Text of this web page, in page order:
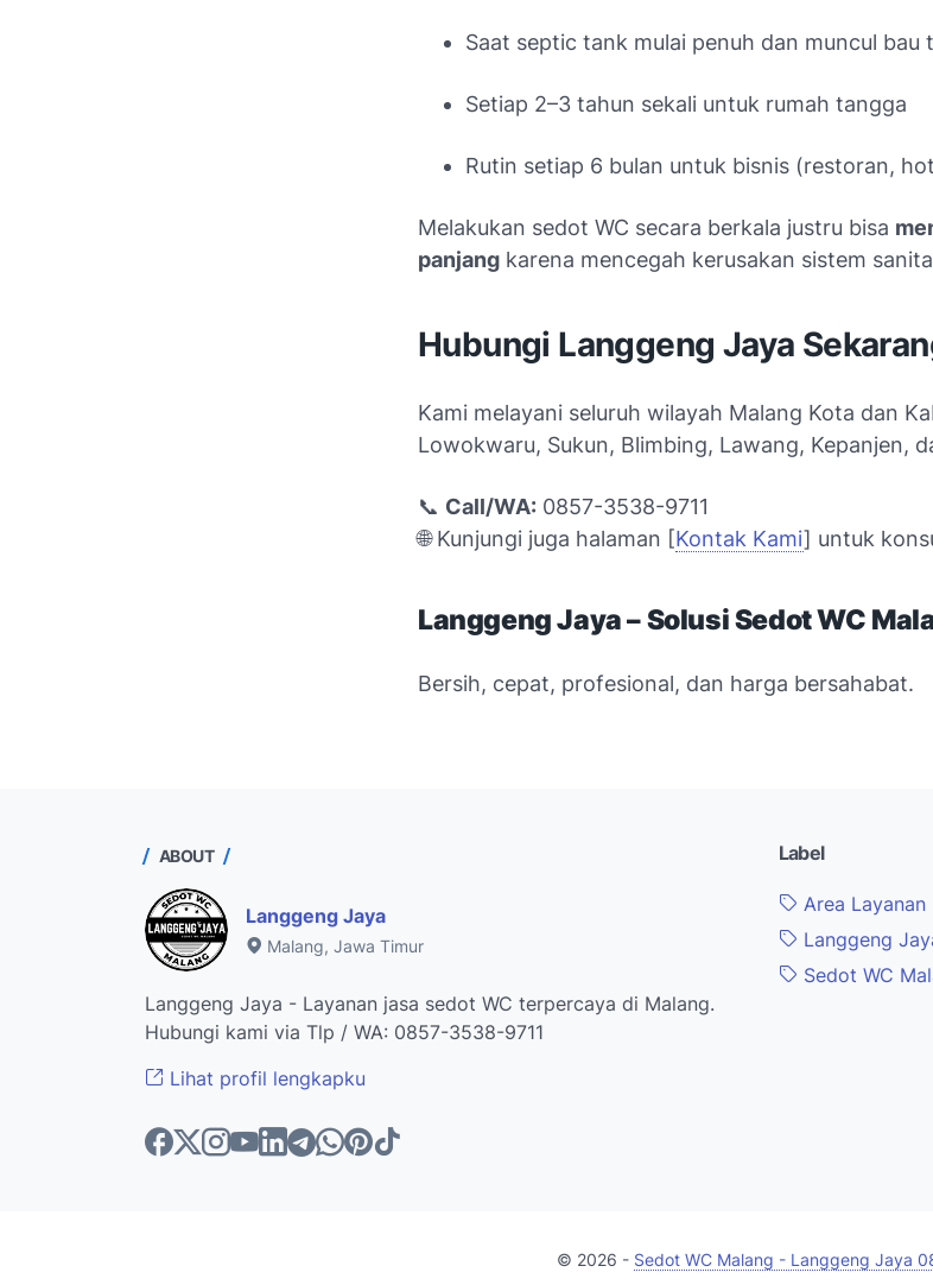
Saat septic tank mulai penuh dan muncul bau
Setiap 2–3 tahun sekali untuk rumah tangga
Rutin setiap 6 bulan untuk bisnis (restoran,
Melakukan sedot WC secara berkala justru bisa
panjang karena mencegah kerusakan sistem
Hubungi Langgeng Jaya
Kami melayani seluruh wilayah Malang Kota dan
Lowokwaru, Sukun, Blimbing, Lawang, Kepanjen,
📞 Call/WA: 0857-3538-9711
🌐 Kunjungi juga halaman [Kontak Kami] untuk
Langgeng Jaya – Solusi Sedot WC
Bersih, cepat, profesional, dan harga bersahabat.
ABOUT
Langgeng Jaya
Malang, Jawa Timur
Langgeng Jaya - Layanan jasa sedot WC terpercaya di Malang.
Hubungi kami via Tlp / WA: 0857-3538-9711
Lihat profil lengkapku
Label
Area Layanan
Langgeng
Sedot WC
© 2026 - Sedot WC Malang - Langgeng Jaya